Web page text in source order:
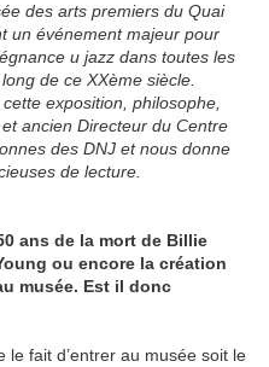
des arts premiers du Quai
un événement majeur pour
u jazz dans toutes les
de ce XXème siècle.
exposition, philosophe,
ancien Directeur du Centre
des DNJ et nous donne
de lecture.
ans de la mort de Billie
ou encore la création
musée. Est il donc
le fait d’entrer au musée soit le